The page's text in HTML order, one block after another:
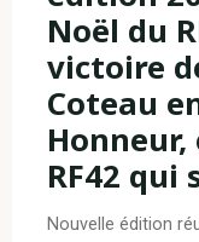
Noël du
victoire
Coteau
Honneur,
RF42 qui
Nouvelle édition